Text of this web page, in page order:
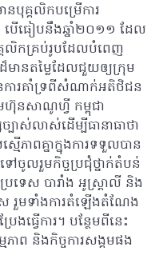
នបុគ្គលិកបម្រើការ
ើធៀបនឹងឆ្នាំ២០១១ ដែល
គលិកគ្រប់រូបដែលបំពេញ
មានតម្លៃដែលជួយឲ្យក្រុម
ការគាំទ្រពីសំណាក់អតិថិជន
នសាណូហ្វី កម្ពុជា
ស់លាស់ដើម្បីធានាធាថា
ភាពគ្នាក្នុងការទទួលបាន
ចូលរួមកិច្ចប្រជុំថ្នាក់តំបន់
រទេស បារាំង អូស្ត្រាលី និង
ស រួមទាំងការតំឡើងតំណែង
ធ្វើការ។ បន្ថែមពីនេះ
ាព និងកិច្ចការសង្គមផង